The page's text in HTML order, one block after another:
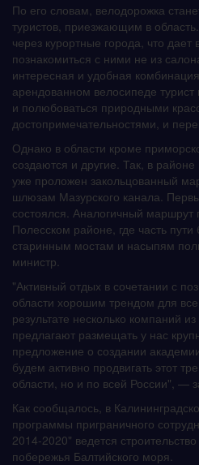
По его словам, велодорожка
туристов, приезжающим в
через курортные города, что дает
познакомиться с ними не из
интересная и удобная
арендованном велосипеде турист
и полюбоваться природными
достопримечательностями, и
Однако в области кроме
создаются и другие. Так, в
уже проложен закольцованный
шлюзам Мазурского канала.
состоялся. Аналогичный маршрут
Полесском районе, где часть пути
старинным мостам и насыпям
министр.
"Активный отдых в сочетании с
области хорошим трендом для
результате несколько компаний
предлагают размещать у нас
предложение о создании
будем активно продвигать этот
области, но и по всей России", —
Как сообщалось, в
программы приграничного
2014-2020" ведется
побережья Балтийского моря.